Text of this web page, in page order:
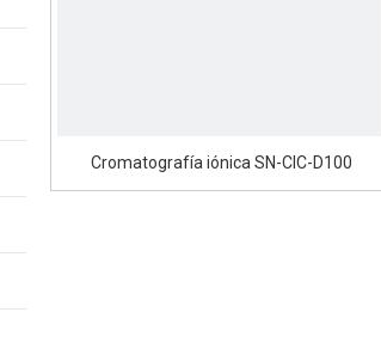
Cromatografía iónica SN-CIC-D100